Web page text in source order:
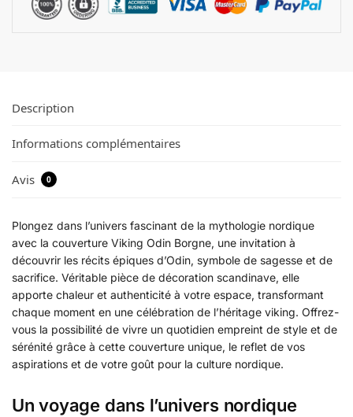
Description
Informations complémentaires
Avis 0
Plongez dans l’univers fascinant de la mythologie nordique
avec la couverture Viking Odin Borgne, une invitation à
découvrir les récits épiques d’Odin, symbole de sagesse et de
sacrifice. Véritable pièce de décoration scandinave, elle
apporte chaleur et authenticité à votre espace, transformant
chaque moment en une célébration de l’héritage viking. Offrez-
vous la possibilité de vivre un quotidien empreint de style et de
sérénité grâce à cette couverture unique, le reflet de vos
aspirations et de votre goût pour la culture nordique.
Un voyage dans l’univers nordique